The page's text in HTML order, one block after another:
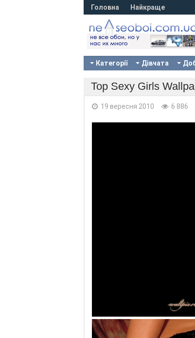
Головна Найкраще
Категорії Дівчата
Top Sexy Girls
19 вересня 2010 6 886